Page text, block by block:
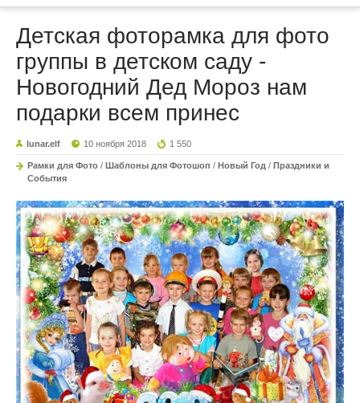
Детская фоторамка для фото
группы в детском саду -
Новогодний Дед Мороз нам
подарки всем принес
lunar.elf 10 ноября 2018 1 550
Рамки для Фото / Шаблоны для Фотошоп / Новый Год / Праздники и
События